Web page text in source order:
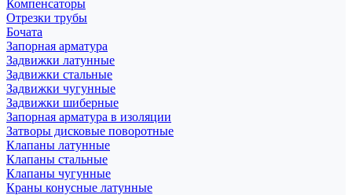
Компенсаторы
Отрезки трубы
Бочата
Запорная арматура
Задвижки латунные
Задвижки стальные
Задвижки чугунные
Задвижки шиберные
Запорная арматура в изоляции
Затворы дисковые поворотные
Клапаны латунные
Клапаны стальные
Клапаны чугунные
Краны конусные латунные